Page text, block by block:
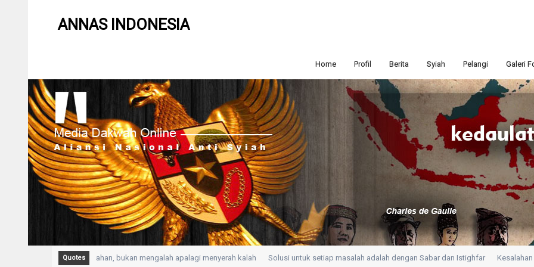
ANNAS INDONESIA
Home Profil Berita Syiah Pelangi Galeri
Quotes
IKHLAS adalah Kepasrahan, bukan mengalah apalagi menyerah kalah Solusi untuk setiap masalah adalah dengan Sabar dan Istighfar Kesalahan